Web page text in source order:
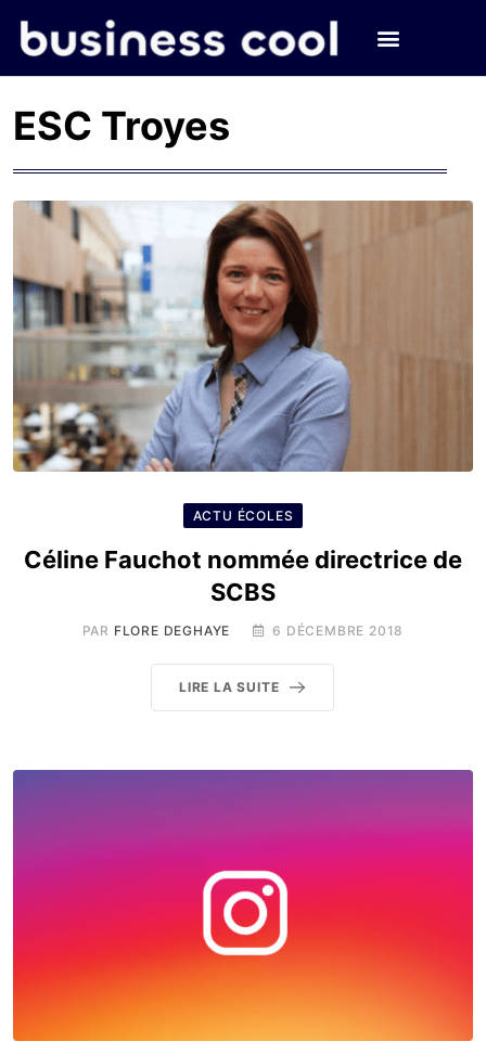
ESC Troyes
ACTU ÉCOLES
Céline Fauchot nommée directrice de
SCBS
PAR FLORE DEGHAYE 6 DÉCEMBRE 2018
LIRE LA SUITE